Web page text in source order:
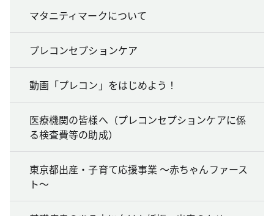
マタニティマークについて
プレコンセプションケア
動画「プレコン」をはじめよう！
医療機関の皆様へ（プレコンセプションケアに係
る検査費等の助成）
東京都出産・子育て応援事業 ～赤ちゃんファース
ト～